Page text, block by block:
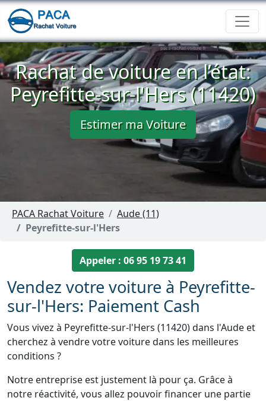
Rachat de voiture en l’état:
Peyrefitte-sur-l'Hers (11420)
Estimer ma Voiture
PACA Rachat Voiture
Aude (11)
Peyrefitte-sur-l'Hers
Appeler : 06 95 19 73 41
Vendez votre voiture à Peyrefitte-
sur-l'Hers: Paiement Cash
Vous vivez à Peyrefitte-sur-l'Hers (11420) dans l'Aude et
cherchez à vendre votre voiture dans les meilleures
conditions ?
Notre entreprise est justement là pour ça. Grâce à
notre réactivité, vous allez pouvoir financer une partie